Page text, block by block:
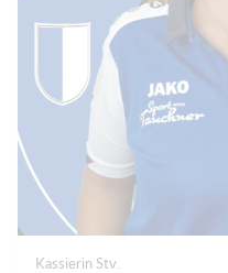
Kassierin Stv.